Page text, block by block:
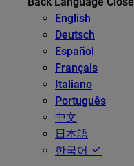
English
Deutsch
Español
Français
Italiano
Português
中文
日本語
한국어